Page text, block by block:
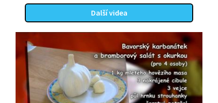
Další videa